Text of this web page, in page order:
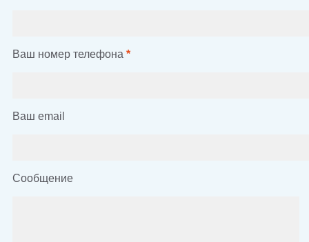
Ваш номер телефона *
Ваш email
Сообщение